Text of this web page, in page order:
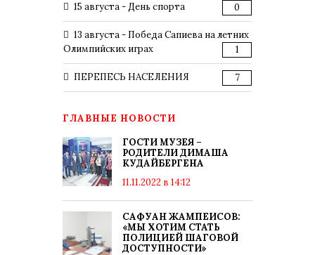
15 августа - День спорта 0
13 августа - Победа Сапиева на летних
Олимпийских играх
1
ПЕРЕПЕСЬ НАСЕЛЕНИЯ 7
ГЛАВНЫЕ НОВОСТИ
ГОСТИ МУЗЕЯ –
РОДИТЕЛИ ДИМАША
КУДАЙБЕРГЕНА
11.11.2022 в 14:12
САФУАН ЖАМПЕИСОВ:
«МЫ ХОТИМ СТАТЬ
ПОЛИЦИЕЙ ШАГОВОЙ
ДОСТУПНОСТИ»